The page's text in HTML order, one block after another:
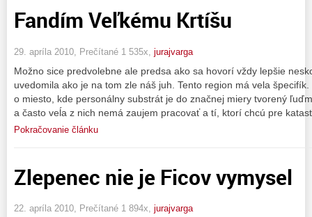
Fandím Veľkému Krtíšu
29. apríla 2010, Prečítané 1 535x, jurajvarga
Možno sice predvolebne ale predsa ako sa hovorí vždy lepšie
uvedomila ako je na tom zle náš juh. Tento region má vela
o miesto, kde personálny substrát je do značnej miery tvorený
a často veĺa z nich nemá zaujem pracovať a tí, ktorí chcú pre
Pokračovanie článku
Zlepenec nie je Ficov vymysel
22. apríla 2010, Prečítané 1 894x, jurajvarga